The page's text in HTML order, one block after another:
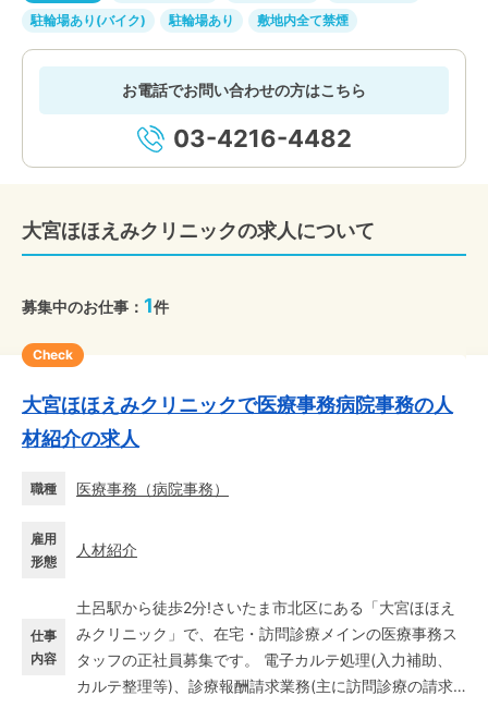
駐輪場あり(バイク)
駐輪場あり 敷地内全て禁煙
お電話でお問い合わせの方はこちら
03-4216-4482
大宮ほほえみクリニックの求人について
募集中のお仕事： 1件
Check
大宮ほほえみクリニックで医療事務病院事務の人
材紹介の求人
職種 医療事務 （病院事務）
雇用
形態
人材紹介
仕事
内容
土呂駅から徒歩2分!さいたま市北区にある「大宮ほほえ
みクリニック」で、在宅・訪問診療メインの医療事務ス
タッフの正社員募集です。 電子カルテ処理(入力補助、
カルテ整理等)、診療報酬請求業務(主に訪問診療の請求